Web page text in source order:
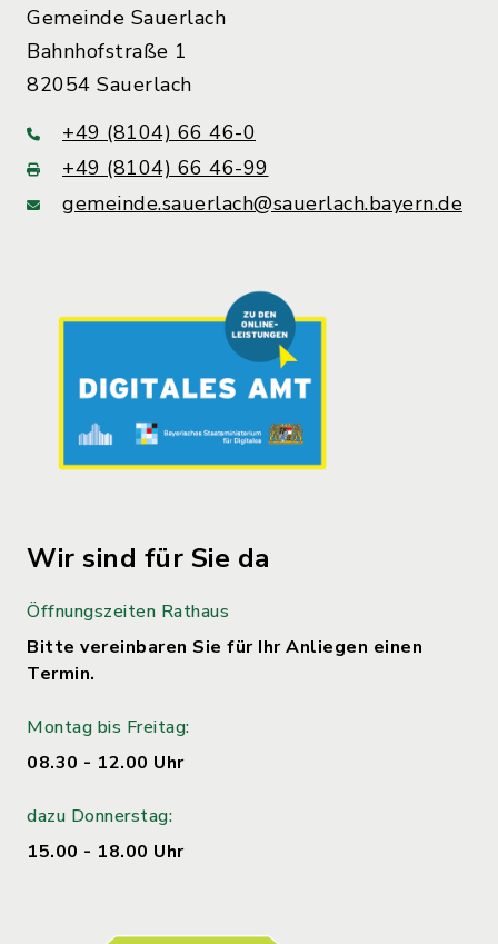
Gemeinde Sauerlach
Bahnhofstraße 1
82054 Sauerlach
+49 (8104) 66 46-0
+49 (8104) 66 46-99
gemeinde.sauerlach@sauerlach.bayern.de
Wir sind für Sie da
Öffnungszeiten Rathaus
Bitte vereinbaren Sie für Ihr Anliegen einen
Termin.
Montag bis Freitag:
08.30 - 12.00 Uhr
dazu Donnerstag:
15.00 - 18.00 Uhr